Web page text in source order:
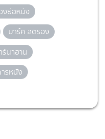
งย่อหนัง
มาร์ค สตรอง
ร์นาฮาน
รหนัง